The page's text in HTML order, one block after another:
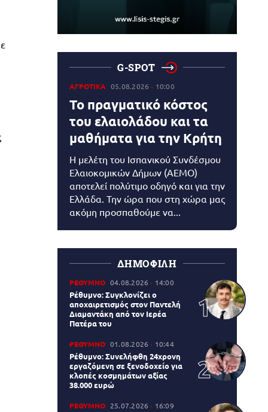
G-SPOT
ΑΓΡΟΤΙΚΑ 05.08.2026 10:00
Το πραγματικό κόστος
του ελαιολάδου και τα
μαθήματα για την Κρήτη
Η μελέτη του Ισπανικού Συνδέσμου
Ελαιοκομικών Δήμων (AEMO)
αποτελεί πολύτιμο οδηγό και για την
Ελλάδα. Την ώρα που στη χώρα μας
ακόμη προσπαθούμε να...
ΔΗΜΟΦΙΛΗ
ΡΕΘΥΜΝΟ 04.08.2026 14:00
Ρέθυμνο: Συγκλονίζει ο
αποχαιρετισμός στον Παντελή
Διαμαντάκη από τον Ιερέα
Πατέρα του
ΡΕΘΥΜΝΟ 01.08.2026 10:44
Ρέθυμνο: Συνελήφθη 24χρονη
εργαζόμενη σε ξενοδοχείο για
κλοπές κοσμημάτων αξίας
38.000 ευρώ
ΡΕΘΥΜΝΟ 25.07.2026 16:09